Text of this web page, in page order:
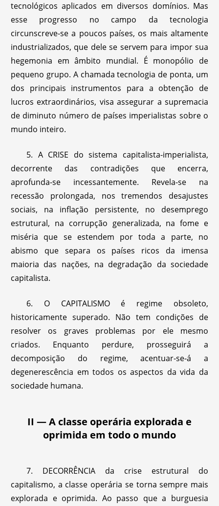
tecnológicos aplicados em diversos domínios. Mas
esse progresso no campo da tecnologia
circunscreve-se a poucos países, os mais altamente
industrializados, que dele se servem para impor sua
hegemonia em âmbito mundial. É monopólio de
pequeno grupo. A chamada tecnologia de ponta, um
dos principais instrumentos para a obtenção de
lucros extraordinários, visa assegurar a supremacia
de diminuto número de países imperialistas sobre o
mundo inteiro.
5. A CRISE do sistema capitalista-imperialista,
decorrente das contradições que encerra,
aprofunda-se incessantemente. Revela-se na
recessão prolongada, nos tremendos desajustes
sociais, na inflação persistente, no desemprego
estrutural, na corrupção generalizada, na fome e
miséria que se estendem por toda a parte, no
abismo que separa os países ricos da imensa
maioria das nações, na degradação da sociedade
capitalista.
6. O CAPITALISMO é regime obsoleto,
historicamente superado. Não tem condições de
resolver os graves problemas por ele mesmo
criados. Enquanto perdure, prosseguirá a
decomposição do regime, acentuar-se-á a
degenerescência em todos os aspectos da vida da
sociedade humana.
II — A classe operária explorada e
oprimida em todo o mundo
7. DECORRÊNCIA da crise estrutural do
capitalismo, a classe operária se torna sempre mais
explorada e oprimida. Ao passo que a burguesia